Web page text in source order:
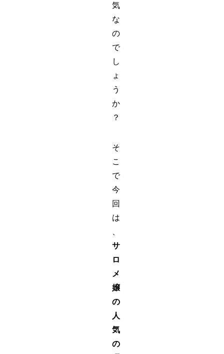
気
な
の
で
し
ょ
う
か
？
そ
こ
で
今
回
は
サ
ロ
メ
嬢
の
人
気
の